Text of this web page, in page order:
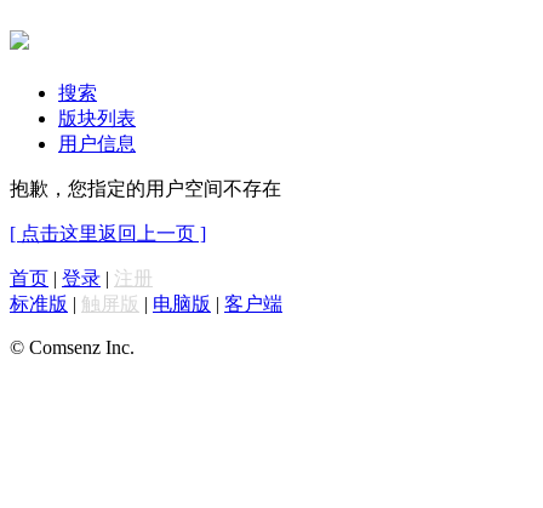
搜索
版块列表
用户信息
抱歉，您指定的用户空间不存在
[ 点击这里返回上一页 ]
首页 | 登录 | 注册
标准版 | 触屏版 | 电脑版 | 客户端
© Comsenz Inc.